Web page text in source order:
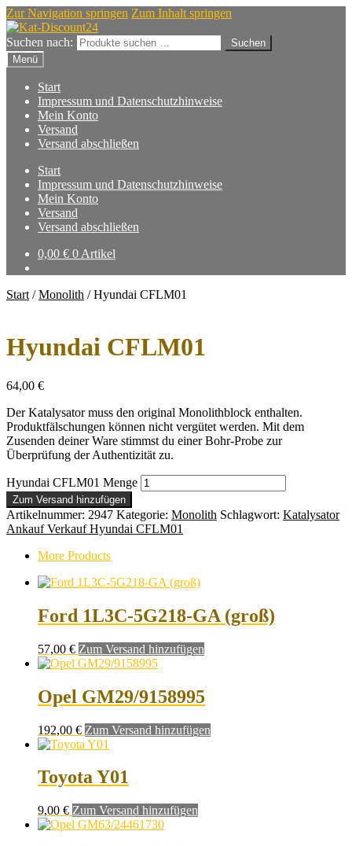
Zur Navigation springen Zum Inhalt springen
Suchen nach:
Suchen
Menü
Start
Impressum und Datenschutzhinweise
Mein Konto
Versand
Versand abschließen
Start
Impressum und Datenschutzhinweise
Mein Konto
Versand
Versand abschließen
0,00 € 0 Artikel
Start /Monolith /Hyundai CFLM01
Hyundai CFLM01
64,00 €
Der Katalysator muss den original Monolithblock enthalten.
Produktfälschungen können nicht vergütet werden. Mit dem
Zusenden deiner Ware stimmst du einer Bohr-Probe zur
Überprüfung der Authentizität zu.
Hyundai CFLM01 Menge
Zum Versand hinzufügen
Artikelnummer: 2947 Kategorie: Monolith Schlagwort: Katalysator
Ankauf Verkauf Hyundai CFLM01
More Products
Ford 1L3C-5G218-GA (groß)
57,00 € Zum Versand hinzufügen
Opel GM29/9158995
192,00 € Zum Versand hinzufügen
Toyota Y01
9,00 € Zum Versand hinzufügen